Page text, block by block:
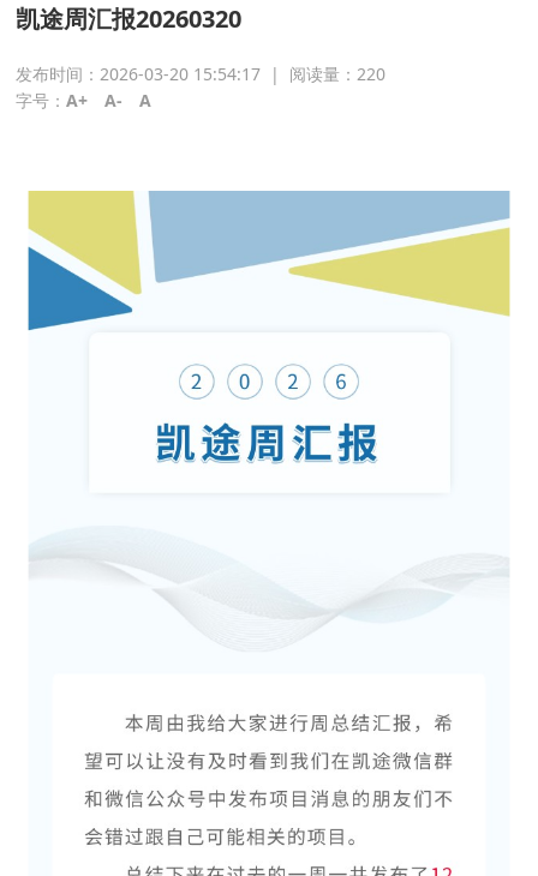
凯途周汇报20260320
发布时间：2026-03-20 15:54:17 | 阅读量：220
字号：A+ A- A